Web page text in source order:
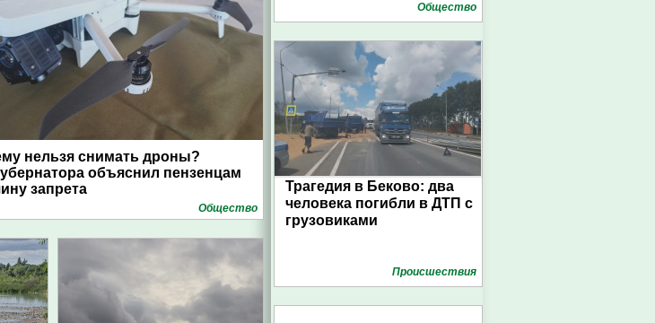
нельзя снимать дроны?
объяснил пензенцам
запрета
Общество
Общество
Трагедия в Беково: два
человека погибли в ДТП с
грузовиками
Проиcшествия